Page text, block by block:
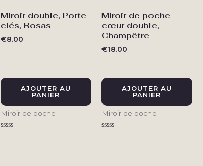
Miroir double, Porte
clés, Rosas
€8.00
AJOUTER AU
PANIER
Miroir de poche
Miroir de poche
cœur double,
Champêtre
€18.00
AJOUTER AU
PANIER
Miroir de poche